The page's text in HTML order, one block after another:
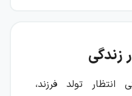
زندگی
تولد فرزند،